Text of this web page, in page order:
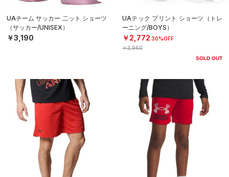
UAチーム サッカー 二ット ショーツ
（サッカー/UNISEX）
￥3,190
UAテック プリント ショーツ（トレ
ーニング/BOYS）
￥2,772 30%OFF
￥3,960
SOLD OUT